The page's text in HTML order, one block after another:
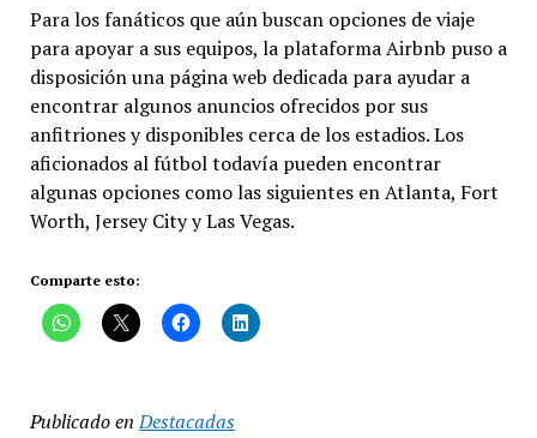
Para los fanáticos que aún buscan opciones de viaje
para apoyar a sus equipos, la plataforma Airbnb puso a
disposición una página web dedicada para ayudar a
encontrar algunos anuncios ofrecidos por sus
anfitriones y disponibles cerca de los estadios. Los
aficionados al fútbol todavía pueden encontrar
algunas opciones como las siguientes en Atlanta, Fort
Worth, Jersey City y Las Vegas.
Comparte esto:
Publicado en Destacadas